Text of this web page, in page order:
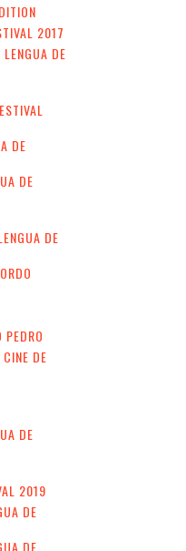
2017
DE
DE
DE
DE
DE
DE
2019
DE
DE